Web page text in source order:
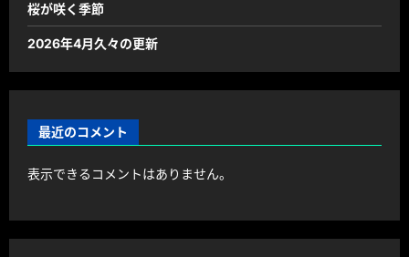
桜が咲く季節
2026年4月久々の更新
最近のコメント
表示できるコメントはありません。